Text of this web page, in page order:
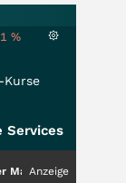
%
Kurse
Services
immer nur die
Anzeige